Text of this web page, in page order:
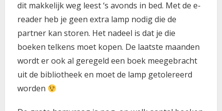
dit makkelijk weg leest ‘s avonds in bed. Met de e-
reader heb je geen extra lamp nodig die de
partner kan storen. Het nadeel is dat je die
boeken telkens moet kopen. De laatste maanden
wordt er ook al geregeld een boek meegebracht
uit de bibliotheek en moet de lamp getolereerd
worden